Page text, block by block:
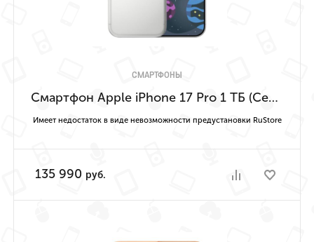
СМАРТФОНЫ
Смартфон Apple iPhone 17 Pro 1 ТБ (Серебристый | Silver) Имеет недостаток в виде невозможности предустановки RuStore
Имеет недостаток в виде невозможности предустановки RuStore
135 990 руб.